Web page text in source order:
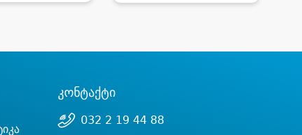
კონტაქტი
032 2 19 44 88